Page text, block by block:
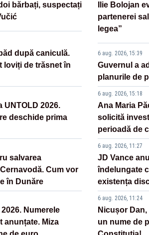
bărbați, suspectați
după caniculă.
loviți de trăsnet în
UNTOLD 2026.
deschide prima
salvarea
Cum vor
în Dunăre
Numerele
anunțate. Miza
Ilie Bolojan
partenerei
legea”
6 aug. 2026, 15:39
Guvernul a
planurile de
6 aug. 2026, 15:18
Ana Maria
solicită
perioadă de
6 aug. 2026, 11:27
JD Vance
îndelungate
existența
6 aug. 2026, 11:24
Nicușor
un nume de